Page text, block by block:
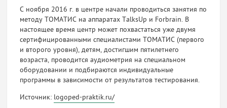
С ноября 2016 г. в центре начали проводиться занятия по
методу ТОМАТИС на аппаратах TalksUp и Forbrain. В
настоящее время центр может похвастаться уже двумя
сертифицированными специалистами ТОМАТИС (первого
и второго уровня), детям, достигшим пятилетнего
возраста, проводится аудиометрия на специальном
оборудовании и подбираются индивидуальные
программы в зависимости от результатов тестирования.
Источник: logoped-praktik.ru/